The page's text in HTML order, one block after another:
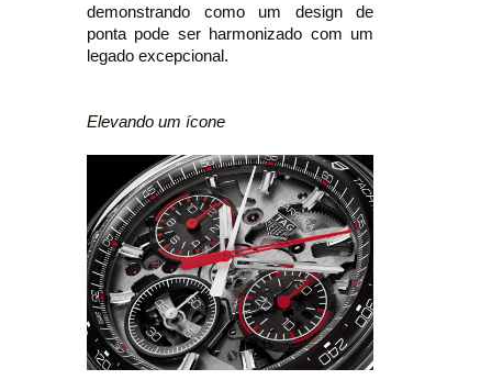
demonstrando como um design de
ponta pode ser harmonizado com um
legado excepcional.
Elevando um ícone